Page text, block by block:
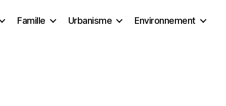
Famille Urbanisme Environnement